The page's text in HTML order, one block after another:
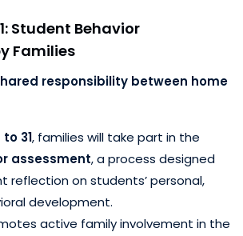
Student Behavior
Families
responsibility between home
31, families will take part in the
assessment, a process designed
reflection on students’ personal,
development.
active family involvement in the